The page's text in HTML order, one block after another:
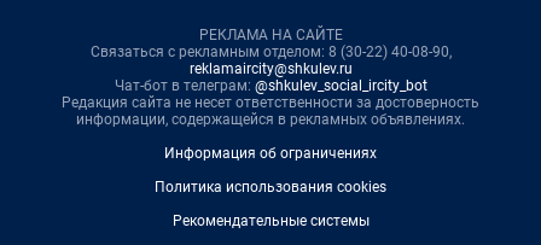
РЕКЛАМА НА САЙТЕ
Связаться с рекламным отделом: 8 (30-22) 40-08-90,
reklamaircity@shkulev.ru
Чат-бот в телеграм: @shkulev_social_ircity_bot
Редакция сайта не несет ответственности за достоверность
информации, содержащейся в рекламных объявлениях.
Информация об ограничениях
Политика использования cookies
Рекомендательные системы